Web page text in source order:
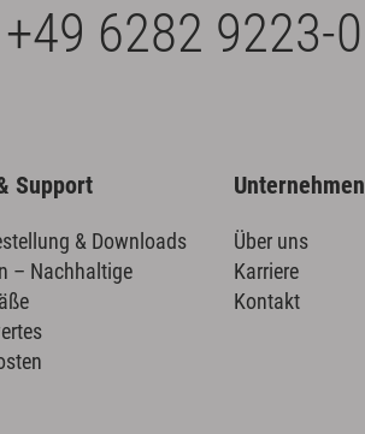
+49 6282 9223-0
Support
& Downloads
– Nachhaltige
Unternehmen
Über uns
Karriere
Kontakt